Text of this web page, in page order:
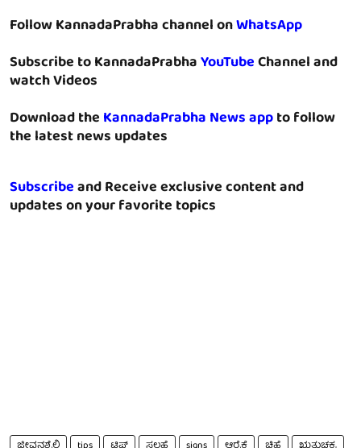
Follow KannadaPrabha channel onWhatsApp
Subscribe to KannadaPrabhaYouTubeChannel and
watch Videos
Download theKannadaPrabha News appto follow
the latest news updates
Subscribeand Receive exclusive content and
updates on your favorite topics